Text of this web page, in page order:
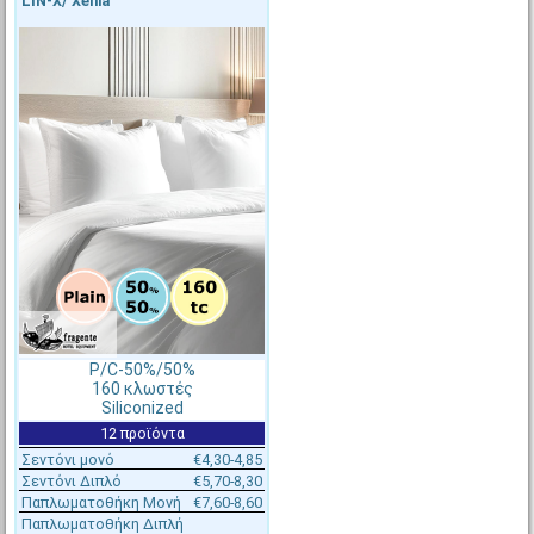
P/C-50%/50%
160 κλωστές
Siliconized
12 προϊόντα
Σεντόνι μονό
€4,30-4,85
Σεντόνι Διπλό
€5,70-8,30
Παπλωματοθήκη Μονή
€7,60-8,60
Παπλωματοθήκη Διπλή
€5,10 - €5,40
[#50652]
LIN-A-220X260
Σεντόνι 220x260(4+1)cm, P/C
50%/50%, 144tc, Fragente
Στοκ πάνω από 200 ΤΕΜ
Αποστολή σε 1-2 ημέρες